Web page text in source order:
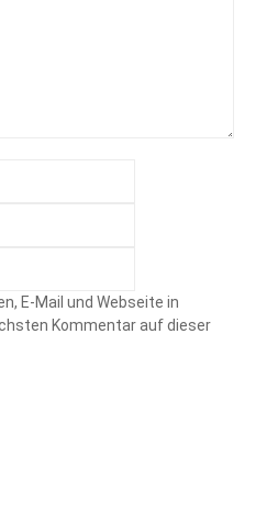
E-Mail und Webseite in
Kommentar auf dieser